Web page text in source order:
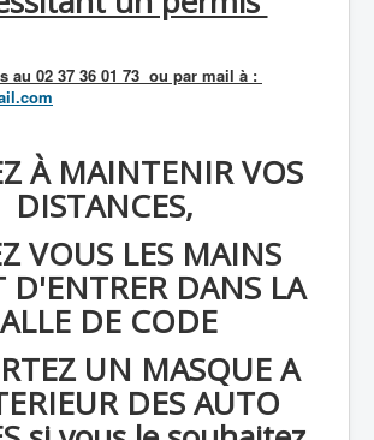
au 02 37 36 01 73 ou par mail à :
À MAINTENIR VOS
DISTANCES,
VOUS LES MAINS
D'ENTRER DANS LA
DE CODE
UN MASQUE A
DES AUTO